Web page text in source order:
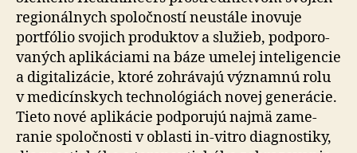
regionálnych spo­loč­ností neustále inovuje
portfólio svojich produktov a služieb, pod­po­ro­
va­ných aplikáciami na báze umelej inte­li­gencie
a di­gi­ta­li­zácie, ktoré zohrávajú významnú rolu
v me­di­cín­skych tech­no­ló­giách novej ge­ne­rácie.
Tieto nové aplikácie pod­po­rujú najmä za­me­
ranie spoločnosti v oblasti in-vitro diag­nos­tiky,